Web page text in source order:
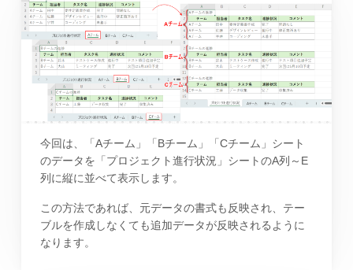
今回は、「Aチーム」「Bチーム」「Cチーム」シート
のデータを「プロジェクト進行状況」シートのA列～E
列に縦に並べて表示します。
この方法であれば、元データの書式も反映され、テー
ブルを作成しなくても追加データが反映されるように
なります。